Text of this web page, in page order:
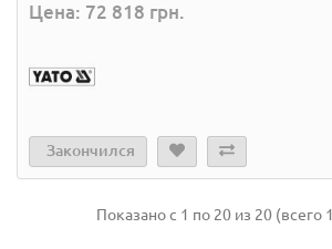
Цена: 72 818 грн.
Закончился
Показано с 1 по 20 из 20 (всего